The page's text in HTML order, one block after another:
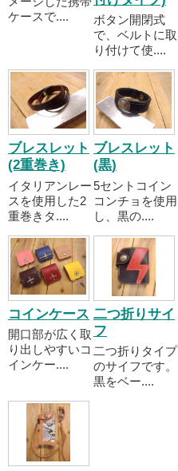
ケースで....
ボタン開閉式
で、ベルトに取
り付けて使....
ブレスレット
(2重巻き)
イタリアンレー
スを使用した2
重巻きタ....
ブレスレット
(黒)
5セントコイン
コンチョを使用
し、黒の....
コインケース
開口部が広く取
り出しやすいコ
インケー....
二つ折りサイ
フ
二つ折りタイプ
のサイフです。
黒をベー....